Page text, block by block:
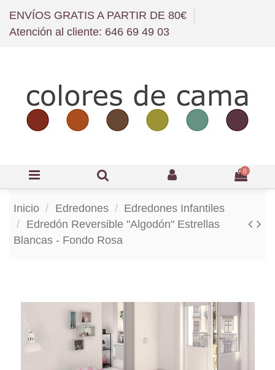
ENVÍOS GRATIS A PARTIR DE 80€
Atención al cliente: 646 69 49 03
0
Inicio Edredones
Edredones Infantiles
Edredón Reversible "Algodón" Estrellas
Blancas - Fondo Rosa